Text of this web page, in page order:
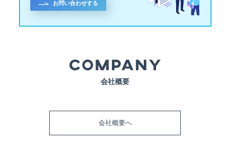
お問い合わせする
会社概要
会社概要へ